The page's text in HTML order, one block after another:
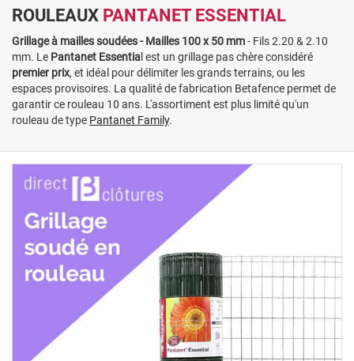
ROULEAUX PANTANET ESSENTIAL
Grillage à mailles soudées - Mailles 100 x 50 mm- Fils 2.20 & 2.10
mm. Le Pantanet Essentia l est un grillage pas chère considéré
premier prix, et idéal pour délimiter les grands terrains, ou les
espaces provisoires. La qualité de fabrication Betafence permet de
garantir ce rouleau 10 ans. L'assortiment est plus limité qu'un
rouleau de type Pantanet Family.